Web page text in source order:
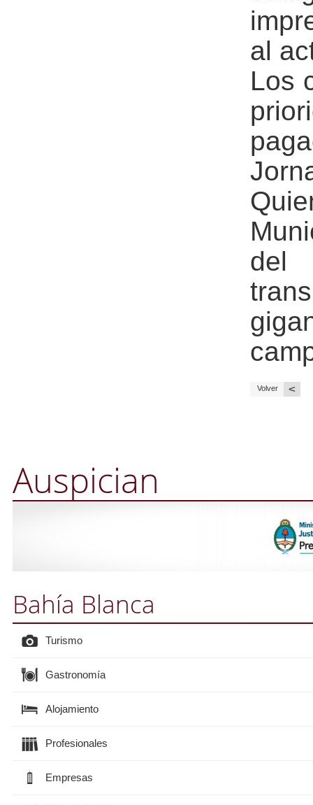
al
Los
del
Volver <
Auspician
Bahía Blanca
Turismo
Gastronomía
Alojamiento
Profesionales
Empresas